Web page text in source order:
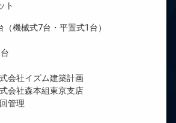
ト
械式7台・平置式1台）
イズム建築計画
森本組東京支店
管理